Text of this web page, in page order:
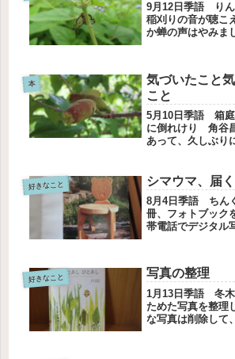
9月12日季語 りん
稲刈りの音が聴こ
か蝉の声はやみま
アウトレットで求
ハウエルのワンピ
す。...
本
気づいたこと
こと
5月10日季語 箱
に倒れけり 角谷
あって、久しぶり
「ここで唐揚げ弁
さい」は、メルカ
つ...
好きなこと シマウマ、届く
8月4日季語 ちん
冊、フォトブック
帯電話でデジタル
た。記録好きな私
られません。シマ
を書...
好きなこと 写真の整理
1月13日季語 冬木
ためた写真を整理
な写真は削除して